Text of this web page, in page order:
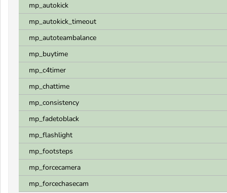
mp_autokick
mp_autokick_timeout
mp_autoteambalance
mp_buytime
mp_c4timer
mp_chattime
mp_consistency
mp_fadetoblack
mp_flashlight
mp_footsteps
mp_forcecamera
mp_forcechasecam